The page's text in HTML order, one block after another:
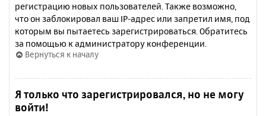
регистрацию новых пользователей. Также возможно,
что он заблокировал ваш IP-адрес или запретил имя, под
которым вы пытаетесь зарегистрироваться. Обратитесь
за помощью к администратору конференции.
Вернуться к началу
Я только что зарегистрировался, но не могу
войти!